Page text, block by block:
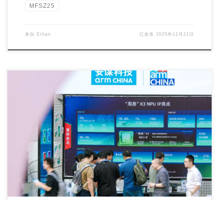
MFSZ25
来自 Ethan 已发表2025年11月21日
On November 15-16, Maker Faire Shenzhen 2025 was s […]